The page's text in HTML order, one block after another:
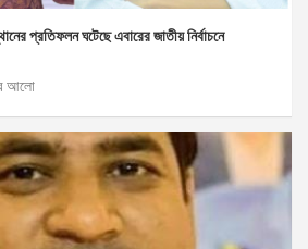
প্রতিফলন ঘটেছে এবারের জাতীয় নির্বাচনে
আলো